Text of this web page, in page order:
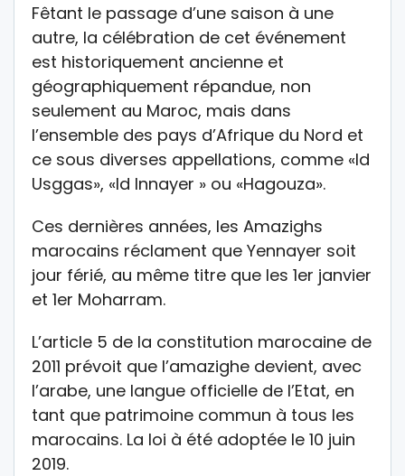
Fêtant le passage d’une saison à une
autre, la célébration de cet événement
est historiquement ancienne et
géographiquement répandue, non
seulement au Maroc, mais dans
l’ensemble des pays d’Afrique du Nord et
ce sous diverses appellations, comme «Id
Usggas», «Id Innayer » ou «Hagouza».
Ces dernières années, les Amazighs
marocains réclament que Yennayer soit
jour férié, au même titre que les 1er janvier
et 1er Moharram.
L’article 5 de la constitution marocaine de
2011 prévoit que l’amazighe devient, avec
l’arabe, une langue officielle de l’Etat, en
tant que patrimoine commun à tous les
marocains. La loi à été adoptée le 10 juin
2019.